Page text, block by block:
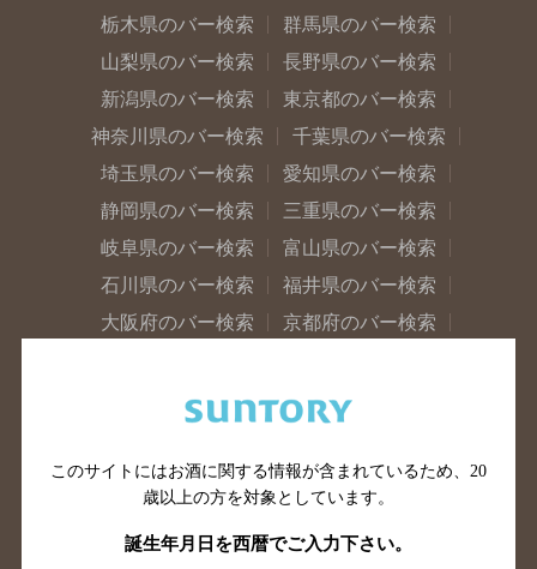
栃木県のバー検索
群馬県のバー検索
山梨県のバー検索
長野県のバー検索
新潟県のバー検索
東京都のバー検索
神奈川県のバー検索
千葉県のバー検索
埼玉県のバー検索
愛知県のバー検索
静岡県のバー検索
三重県のバー検索
岐阜県のバー検索
富山県のバー検索
石川県のバー検索
福井県のバー検索
大阪府のバー検索
京都府のバー検索
滋賀県のバー検索
和歌山県のバー検索
山口県のバー検索
鳥取県のバー検索
島根県のバー検索
徳島県のバー検索
香川県のバー検索
愛媛県のバー検索
このサイトにはお酒に関する情報が含まれているため、 20
歳以上の方を対象としています。
誕生年月日を西暦でご入力下さい。